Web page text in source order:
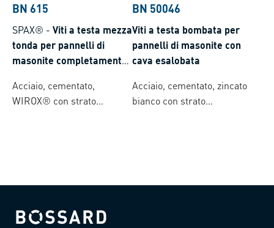
BN 615
SPAX® - Viti a testa mezza
tonda per pannelli di
masonite completamente
croce Pozidriv forma Z con
punta 4CUT
Acciaio, cementato,
WIROX® con strato
BN 50046
Viti a testa bombata per
pannelli di masonite con
cava esalobata
Acciaio, cementato, zincato
bianco con strato
Bossard homepage